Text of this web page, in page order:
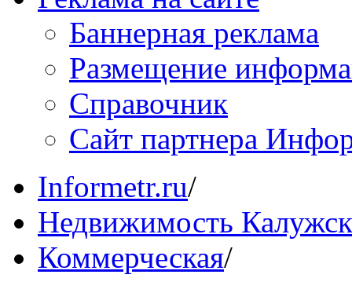
Баннерная реклама
Размещение
Справочник
Сайт партнера
Informetr.ru/
Недвижимость
Коммерческая/